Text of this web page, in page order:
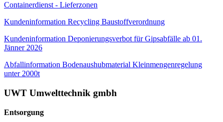
Containerdienst - Lieferzonen
Kundeninformation Recycling Baustoffverordnung
Kundeninformation Deponierungsverbot für Gipsabfälle ab 01.
Jänner 2026
Abfallinformation Bodenaushubmaterial Kleinmengenregelung
unter 2000t
UWT Umwelttechnik gmbh
Entsorgung